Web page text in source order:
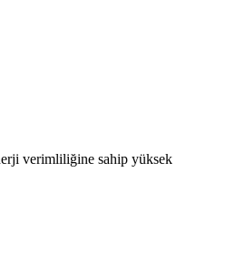
verimliliğine sahip yüksek